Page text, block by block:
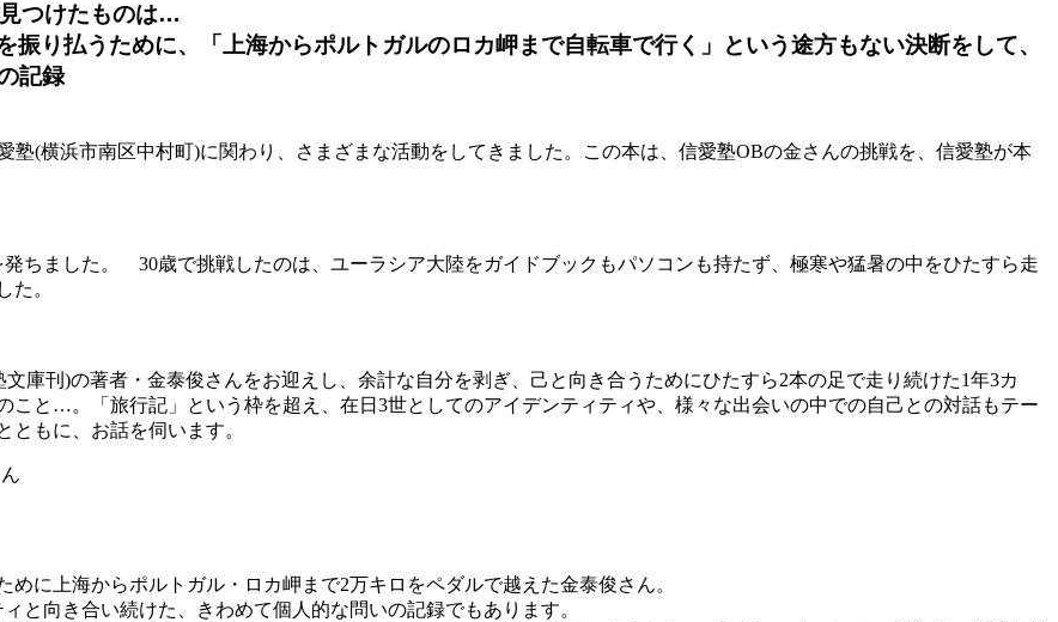
つけたものは…
り払うために、「上海からポルトガルのロカ岬まで自転車で行く」という途方もない決断をして、
記録
(横浜市南区中村町)に関わり、さまざまな活動をしてきました。この本は、信愛塾OBの金さんの挑戦を、信愛塾が本
ちました。 30歳で挑戦したのは、ユーラシア大陸をガイドブックもパソコンも持たず、極寒や猛暑の中をひたすら走
た。
庫刊)の著者・金泰俊さんをお迎えし、余計な自分を剥ぎ、己と向き合うためにひたすら2本の足で走り続けた1年3カ
こと…。「旅行記」という枠を超え、在日3世としてのアイデンティティや、様々な出会いの中での自己との対話もテー
もに、お話を伺います。
に上海からポルトガル・ロカ岬まで2万キロをペダルで越えた金泰俊さん。
と向き合い続けた、きわめて個人的な問いの記録でもあります。